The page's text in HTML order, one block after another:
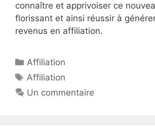
connaître et apprivoiser ce
florissant et ainsi réussir à
revenus en affiliation.
Catégories
Affiliation
Étiquettes
Affiliation
Un commentaire